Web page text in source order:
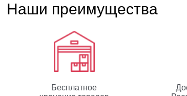
Наши преимущества
Бесплатное